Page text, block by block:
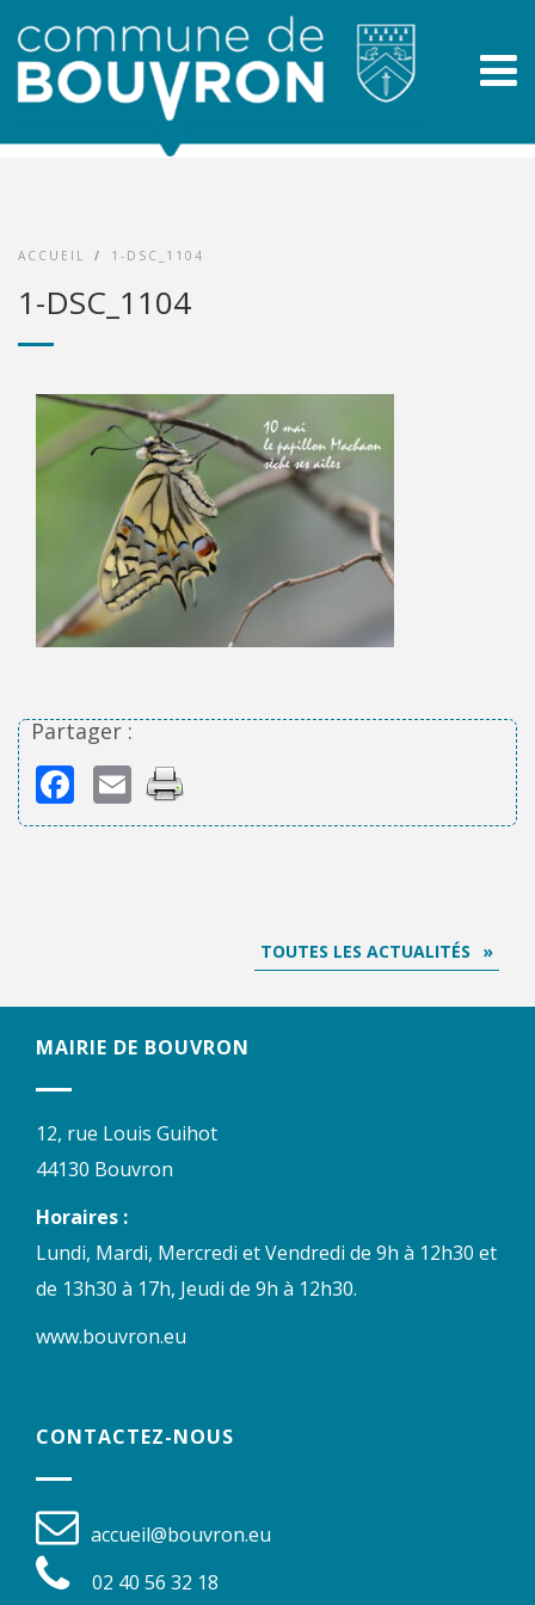
ACCUEIL / 1-DSC_1104
1-DSC_1104
Partager :
Facebook
Email
TOUTES LES ACTUALITÉS
MAIRIE DE BOUVRON
12, rue Louis Guihot
44130 Bouvron
Horaires :
Lundi, Mardi, Mercredi et Vendredi de 9h à 12h30 et
de 13h30 à 17h, Jeudi de 9h à 12h30.
www.bouvron.eu
CONTACTEZ-NOUS
accueil@bouvron.eu
02 40 56 32 18